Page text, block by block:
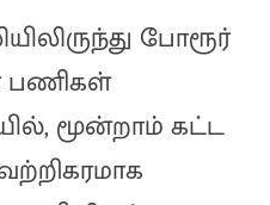
போரூர்
பணிகள்
மூன்றாம் கட்ட